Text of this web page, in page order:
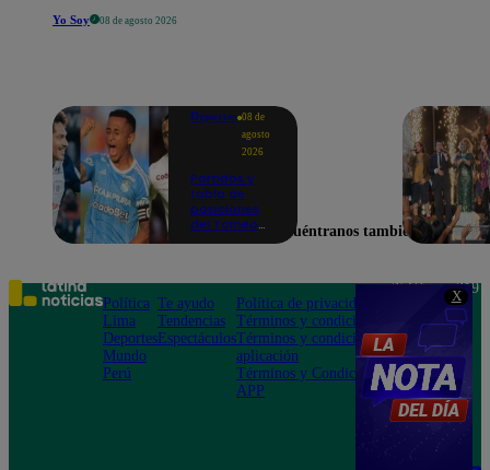
X
Yo Soy 08 de agosto 2026
Deportes 08 de
agosto
2026
Partidos y
tabla de
posiciones
del Torneo
en la fecha 4
Encuéntranos también en
Política
Lima
Deportes
Mundo
Perú
Te ayudo
Tendencias
Espectáculos
Política de privacidad
Términos y condiciones
Términos y condiciones
aplicación
Términos y Condiciones
APP
Teléfono: 219
Av. San
Felipe 968
Jesús María